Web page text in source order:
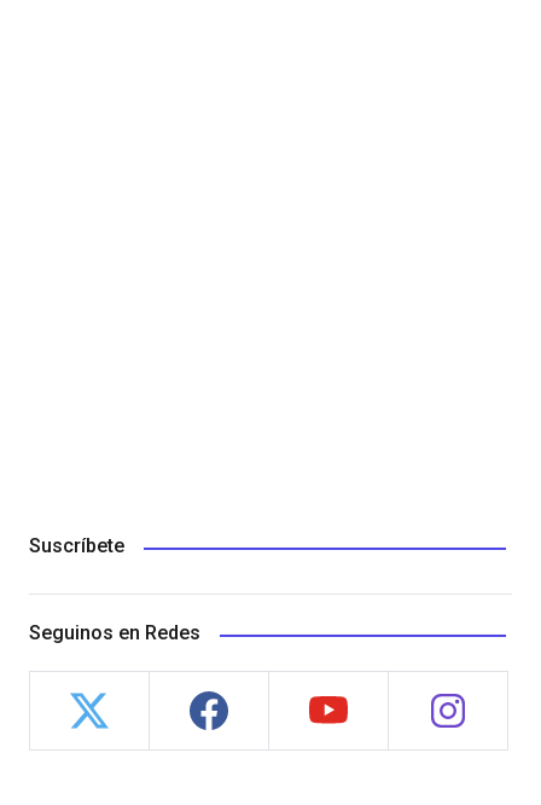
Suscríbete
Seguinos en Redes